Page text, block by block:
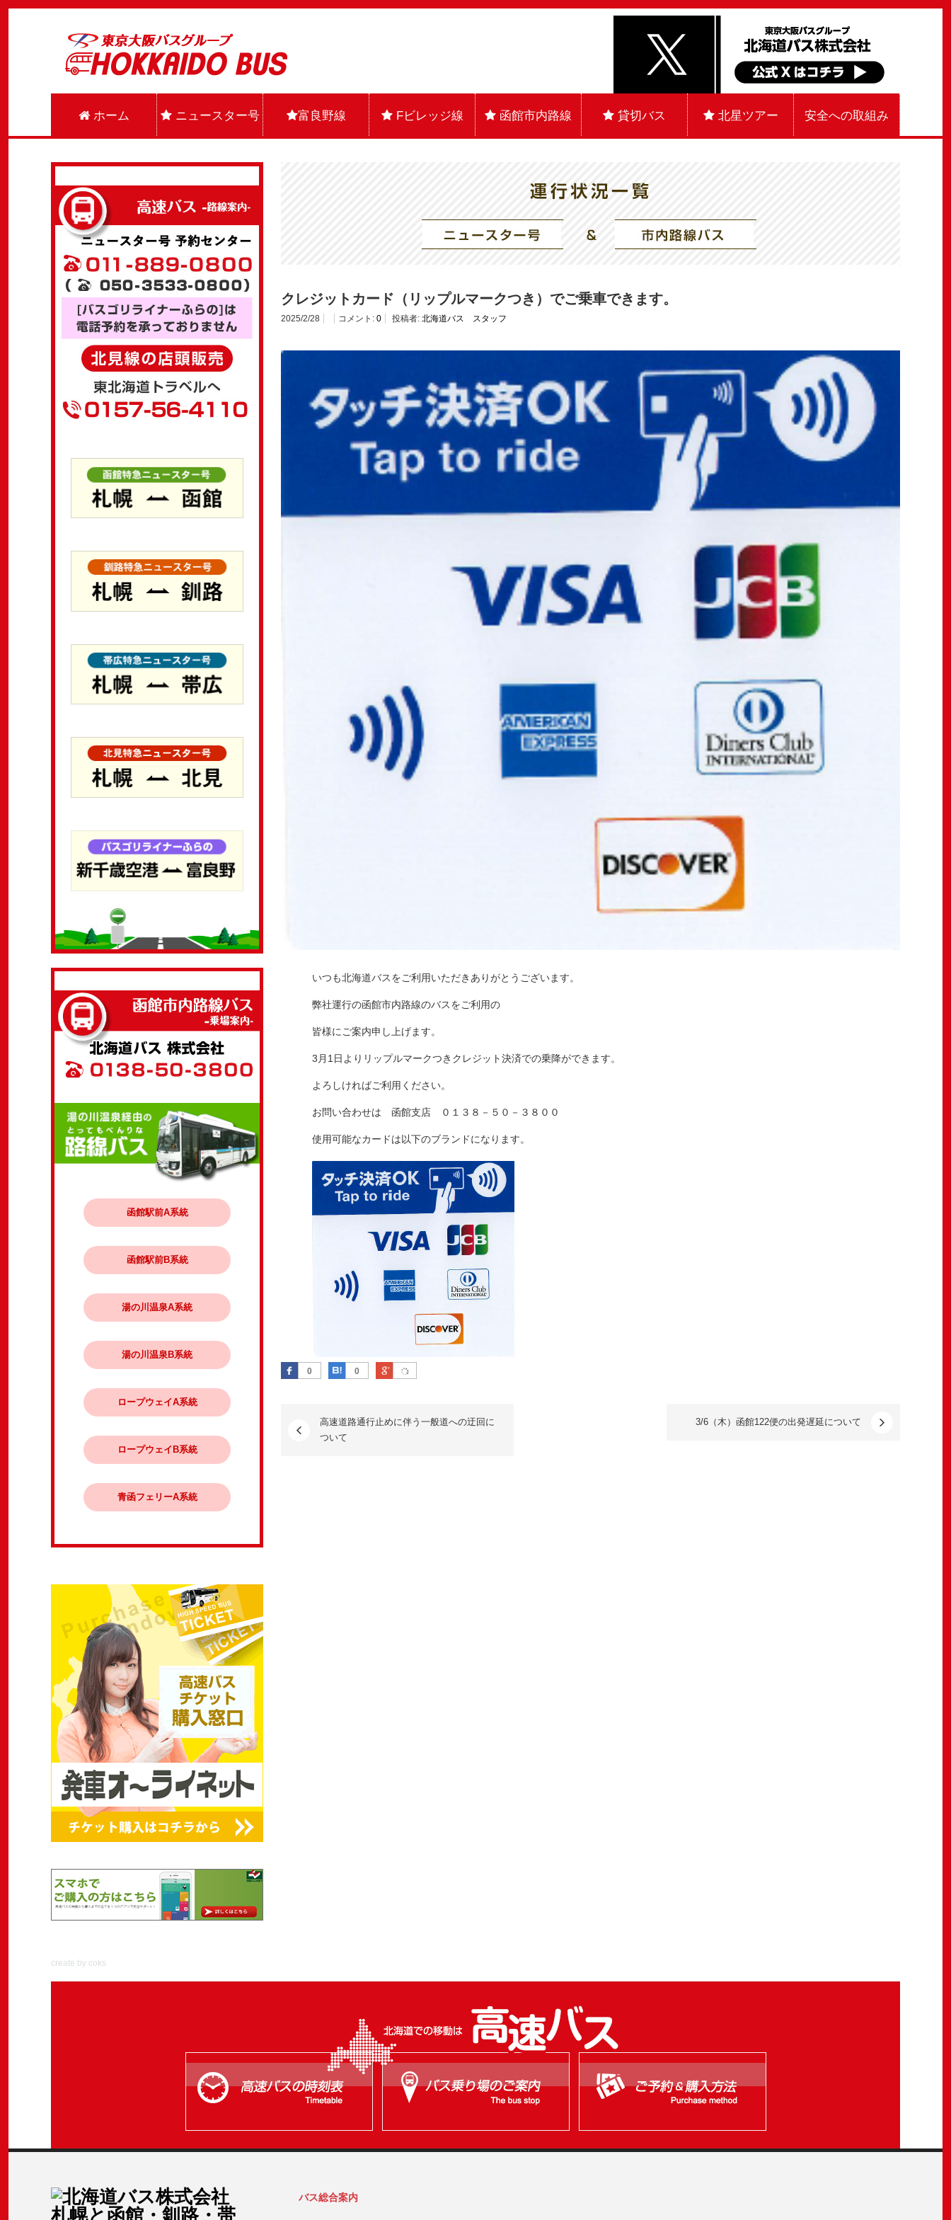
ホーム ニュースター号 富良野線 Fビレッジ線 函館市内路線 貸切バス 北星ツアー 安全への取組み
クレジットカード（リップルマークつき）でご乗車できます。
2025/2/28 コメント: 0 投稿者: 北海道バス スタッフ
いつも北海道バスをご利用いただきありがとうございます。
弊社運行の函館市内路線のバスをご利用の
皆様にご案内申し上げます。
3月1日よりリップルマークつきクレジット決済での乗降ができます。
よろしければご利用ください。
お問い合わせは 函館支店 ０１３８－５０－３８００
使用可能なカードは以下のブランドになります。
0
Facebook 0
はてなブックマーク
Google Plus
高速道路通行止めに伴う一般道への迂回に
ついて
3/6（木）函館122便の出発遅延について
函館駅前A系統
函館駅前B系統
湯の川温泉A系統
湯の川温泉B系統
ロープウェイA系統
ロープウェイB系統
青函フェリーA系統
create by coks
バス総合案内